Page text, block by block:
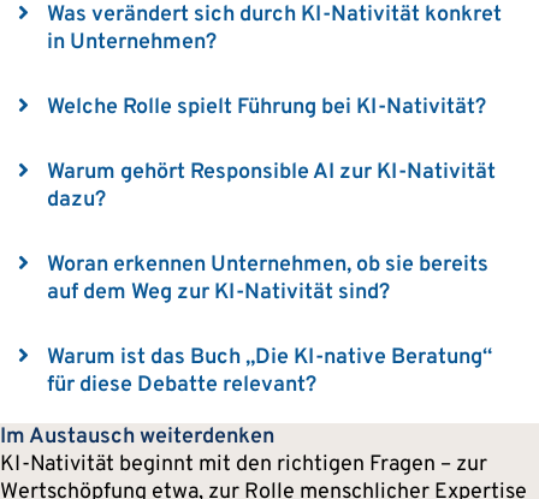
Erweitern Sie
Was verändert sich durch KI-Nativität konkret
in Unternehmen?
Erweitern Sie
Welche Rolle spielt Führung bei KI-Nativität?
Erweitern Sie
Warum gehört Responsible AI zur KI-Nativität
dazu?
Erweitern Sie
Woran erkennen Unternehmen, ob sie bereits
auf dem Weg zur KI-Nativität sind?
Erweitern Sie
Warum ist das Buch „Die KI-native Beratung“
für diese Debatte relevant?
Im Austausch weiterdenken
KI-Nativität beginnt mit den richtigen Fragen – zur
Wertschöpfung etwa, zur Rolle menschlicher Expertise